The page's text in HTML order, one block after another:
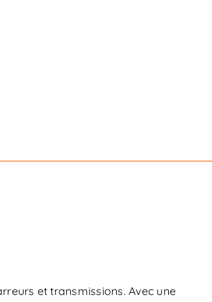
et transmissions. Avec une